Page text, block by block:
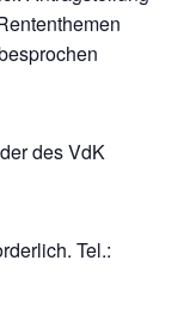
des VdK
Tel.: